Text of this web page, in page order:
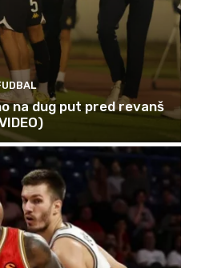
na dug put pred revanš